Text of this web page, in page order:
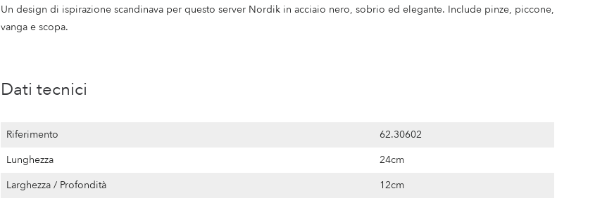
Un design di ispirazione scandinava per questo server Nordik in acciaio nero, sobrio ed elegante. Include pinze, piccone,
vanga e scopa.
Dati tecnici
Riferimento
62.30602
Lunghezza
24cm
Larghezza / Profondità
12cm